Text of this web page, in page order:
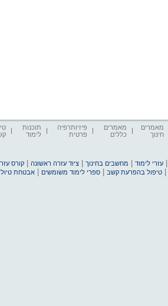
מאמרים
חינוך
מאמרים
כללים
פיזיותרפיה
פרטית
תוכנות
לימוד
עזרי לימוד מחשבים בחינוך |ציוד עזרה ראשונה |קורס
|טיפול בהפרעת קשב |ספרי לימוד משומשים |אבטחת